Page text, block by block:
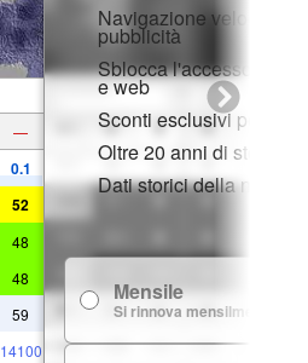
—
0.1
52
48
48
59
14100
Navigazione veloce
pubblicità
Sblocca l'accesso
e web
Sconti esclusivi per i
Oltre 20 anni di storia
Dati storici della neve
Mensile
Si rinnova mensilmente